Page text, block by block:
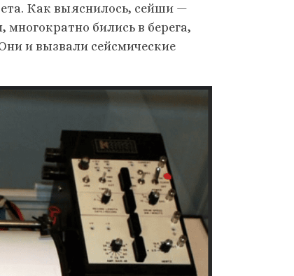
Как выяснилось, сейши —
бились в берега,
и вызвали сейсмические